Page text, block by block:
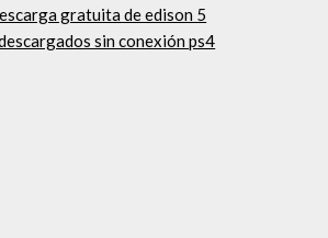
gratuita de edison 5
sin conexión ps4